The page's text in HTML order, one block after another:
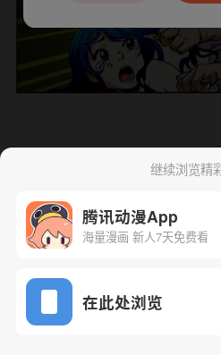
下一话
继续浏览精
腾讯动漫App
海量漫画 新人7天免费看
在此处浏览